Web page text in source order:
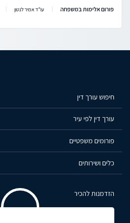
פורום אלימות במשפחה עו"ד אמיר לנטון
חיפוש עורך דין
עורך דין לפי עיר
פורומים משפטיים
כלים ושירותים
הזדמנות להכיר